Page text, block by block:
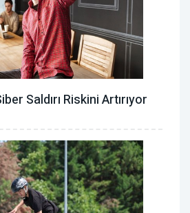
Saldırı Riskini Artırıyor